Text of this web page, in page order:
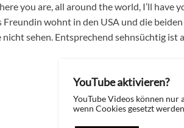
you are, all around the world, I’ll have
Freundin wohnt in den USA und die
sehen. Entsprechend sehnsüchtig ist
YouTube aktivieren?
YouTube Videos können nur
wenn Cookies gesetzt